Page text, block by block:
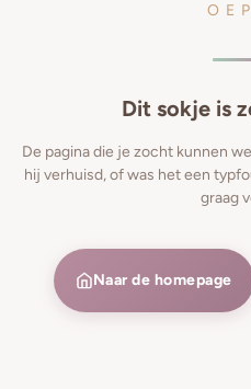
Dit sokje is
De pagina die je zocht kunnen
hij verhuisd, of was het een
graag
Naar de homepage